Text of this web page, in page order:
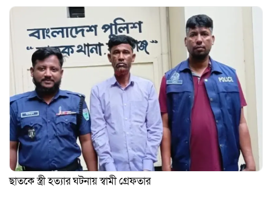
ছাতকে স্ত্রী হত্যার ঘটনায় স্বামী গ্রেফতার